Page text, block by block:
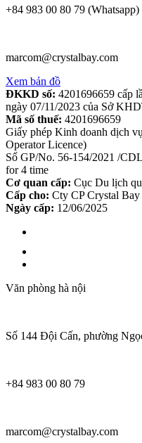
+84 983 00 80 79 (Whatsapp)
marcom@crystalbay.com
Xem bản đồ
ĐKKD số: 4201696659 cấp
ngày 07/11/2023 của Sở
Mã số thuế: 4201696659
Giấy phép Kinh doanh dịch
Operator Licence)
Số GP/No. 56-154/2021 /
for 4 time
Cơ quan cấp: Cục Du lịch
Cấp cho: Cty CP Crystal
Ngày cấp: 12/06/2025
Văn phòng hà nội
Số 144 Đội Cấn, phường
+84 983 00 80 79
marcom@crystalbay.com